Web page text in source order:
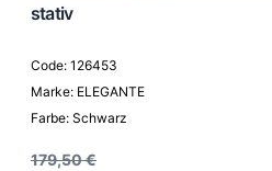
stativ
Code: 126453
Marke: ELEGANTE
Farbe: Schwarz
179,50 €